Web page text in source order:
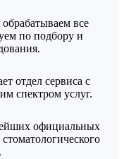
все
по подбору и
отдел сервиса с
спектром услуг.
официальных